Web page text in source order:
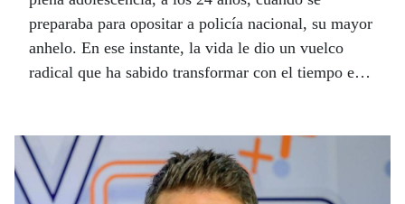
preparaba para opositar a policía nacional, su mayor
anhelo. En ese instante, la vida le dio un vuelco
radical que ha sabido transformar con el tiempo en
los demás, especialmente a los más vulnerables.
Una fuente de ilusión y esperanza para los niños
ingresados en el Hospital Virgen del Rocío de